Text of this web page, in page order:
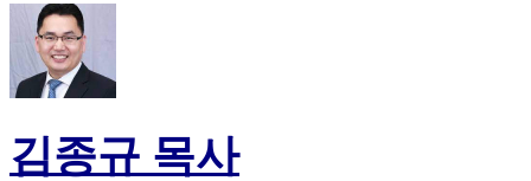
김종규 목사